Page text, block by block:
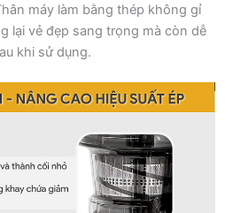
máy làm bằng thép không gỉ
lại vẻ đẹp sang trọng mà còn dễ
khi sử dụng.